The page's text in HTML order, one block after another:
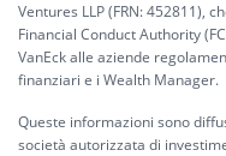
Ventures LLP (FRN: 452811),
Financial Conduct Authority
VanEck alle aziende
finanziari e i Wealth Manager.
Queste informazioni sono
società autorizzata di